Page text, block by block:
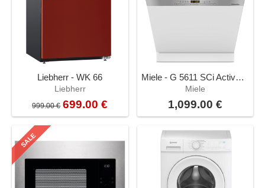
Liebherr - WK 66
Liebherr
999.00 € 699.00 €
Miele - G 5611 SCi Active Inox
Miele
1,099.00 €
SALE